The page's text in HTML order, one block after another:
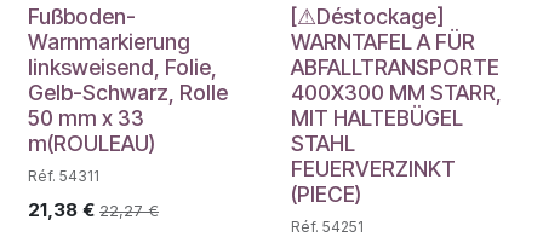
Fußboden-
Warnmarkierung
linksweisend, Folie,
Gelb-Schwarz, Rolle
50 mm x 33
m(ROULEAU)
Réf. 54311
21,38 € 22,27€
Déstockage
[⚠Déstockage]
WARNTAFEL A FÜR
ABFALLTRANSPORTE
400X300 MM STARR,
MIT HALTEBÜGEL
STAHL
FEUERVERZINKT
(PIECE)
Réf. 54251